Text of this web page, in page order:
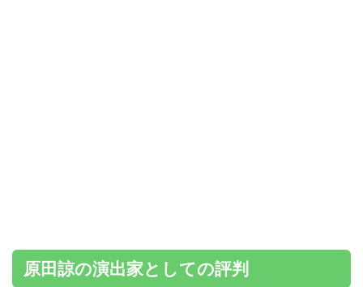
原田諒の演出家としての評判